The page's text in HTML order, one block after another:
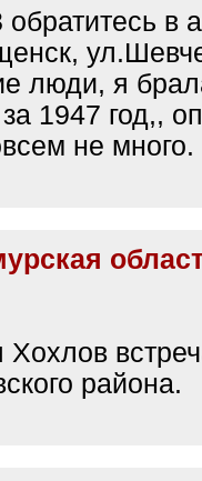
обратитесь в
люди, я
1947 год,,
не много.
района.